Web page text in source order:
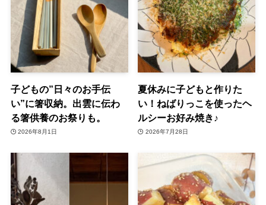
子どもの”日々のお手伝
い”に箸収納。出雲に伝わ
る箸供養のお祭りも。
2026年8月1日
夏休みに子どもと作りた
い！ねばりっこを使ったヘ
ルシーお好み焼き♪
2026年7月28日